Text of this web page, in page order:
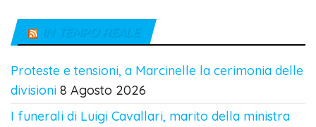
IN TEMPO REALE
Proteste e tensioni, a Marcinelle la cerimonia delle
divisioni 8 Agosto 2026
I funerali di Luigi Cavallari, marito della ministra